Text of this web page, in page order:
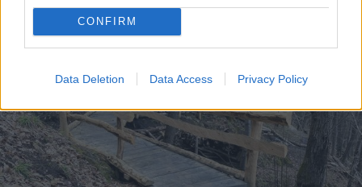
CONFIRM
Data Deletion Data Access Privacy Policy